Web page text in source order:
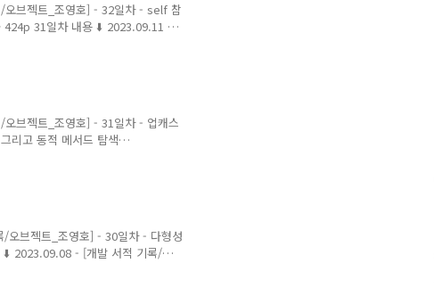
브젝트_조영호] - 32일차 - self 참
31일차 내용 ⬇️ 2023.09.11 -
적 메서드 탐색 31일차 - 업캐스
객체가 다른 객체에게 요청을
브젝트_조영호] - 31일차 - 업캐스
리고 동적 메서드 탐색
브젝트_조영호] - 30일차 - 다형성
2023.09.08 - [개발 서적 기
브젝트_조영호] - 30일차 - 다형성
2023.09.08 - [개발 서적 기록/오
해서 상속 대체하기 2023.09.08
개념은 데이터의 관점에서 글